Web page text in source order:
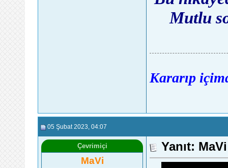
Mutlu
Kararıp
05 Şubat 2023 , 04:07
Çevrimiçi
MaVi
Yanıt: